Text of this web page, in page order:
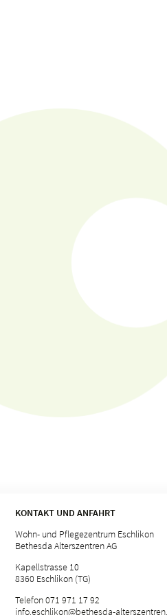
KONTAKT UND ANFAHRT
Wohn- und Pflegezentrum Eschlikon
Bethesda Alterszentren AG
Kapellstrasse 10
8360 Eschlikon (TG)
Telefon 071 971 17 92
info.eschlikon@bethesda-alterszentren.